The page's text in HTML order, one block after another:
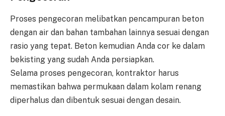
Proses pengecoran melibatkan pencampuran beton
dengan air dan bahan tambahan lainnya sesuai dengan
rasio yang tepat. Beton kemudian Anda cor ke dalam
bekisting yang sudah Anda persiapkan.
Selama proses pengecoran, kontraktor harus
memastikan bahwa permukaan dalam kolam renang
diperhalus dan dibentuk sesuai dengan desain.